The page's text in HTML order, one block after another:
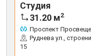
Студия
31.20 м2
Проспект
Руднева ул.,
15